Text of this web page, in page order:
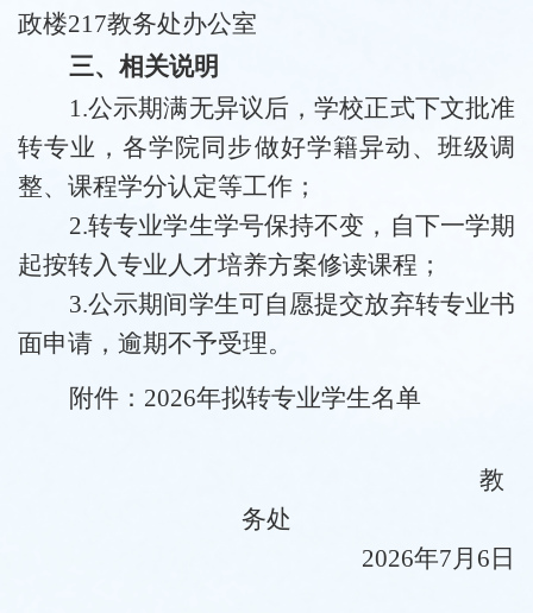
政楼217教务处办公室
三、相关说明
1.公示期满无异议后，学校正式下文批准
转专业，各学院同步做好学籍异动、班级调
整、课程学分认定等工作；
2.转专业学生学号保持不变，自下一学期
起按转入专业人才培养方案修读课程；
3.公示期间学生可自愿提交放弃转专业书
面申请，逾期不予受理。
附件： 2026年拟转专业学生名单
教
务处
2026年7月6日